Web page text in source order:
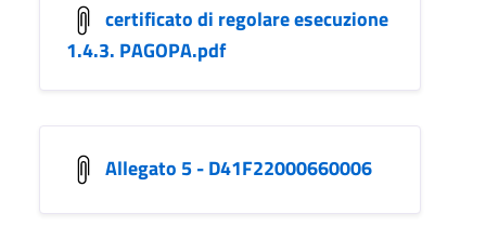
certificato di regolare esecuzione
1.4.3. PAGOPA.pdf
Allegato 5 - D41F22000660006